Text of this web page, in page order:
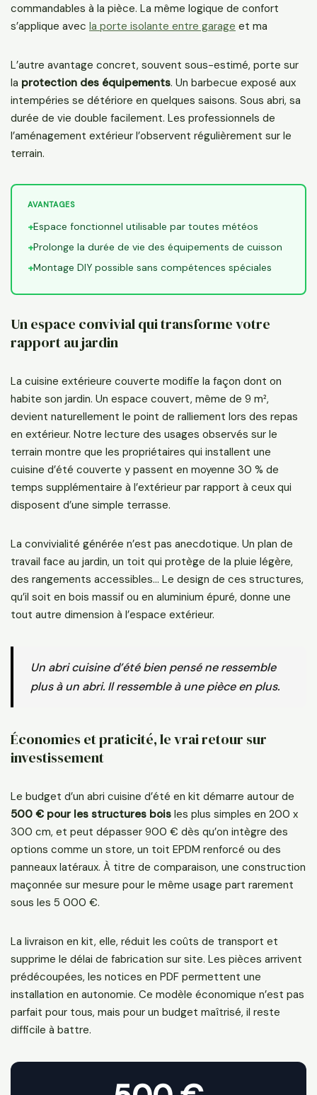
commandables à la pièce. La même logique de confort
s’applique avec la porte isolante entre garage et ma
L’autre avantage concret, souvent sous-estimé, porte sur
la protection des équipements. Un barbecue exposé aux
intempéries se détériore en quelques saisons. Sous abri, sa
durée de vie double facilement. Les professionnels de
l’aménagement extérieur l’observent régulièrement sur le
terrain.
AVANTAGES
+Espace fonctionnel utilisable par toutes météos
+Prolonge la durée de vie des équipements de cuisson
+Montage DIY possible sans compétences spéciales
Un espace convivial qui transforme votre
rapport au jardin
La cuisine extérieure couverte modifie la façon dont on
habite son jardin. Un espace couvert, même de 9 m²,
devient naturellement le point de ralliement lors des repas
en extérieur. Notre lecture des usages observés sur le
terrain montre que les propriétaires qui installent une
cuisine d’été couverte y passent en moyenne 30 % de
temps supplémentaire à l’extérieur par rapport à ceux qui
disposent d’une simple terrasse.
La convivialité générée n’est pas anecdotique. Un plan de
travail face au jardin, un toit qui protège de la pluie légère,
des rangements accessibles… Le design de ces structures,
qu’il soit en bois massif ou en aluminium épuré, donne une
tout autre dimension à l’espace extérieur.
Un abri cuisine d’été bien pensé ne ressemble
plus à un abri. Il ressemble à une pièce en plus.
Économies et praticité, le vrai retour sur
investissement
Le budget d’un abri cuisine d’été en kit démarre autour de
500 € pour les structures bois les plus simples en 200 x
300 cm, et peut dépasser 900 € dès qu’on intègre des
options comme un store, un toit EPDM renforcé ou des
panneaux latéraux. À titre de comparaison, une construction
maçonnée sur mesure pour le même usage part rarement
sous les 5 000 €.
La livraison en kit, elle, réduit les coûts de transport et
supprime le délai de fabrication sur site. Les pièces arrivent
prédécoupées, les notices en PDF permettent une
installation en autonomie. Ce modèle économique n’est pas
parfait pour tous, mais pour un budget maîtrisé, il reste
difficile à battre.